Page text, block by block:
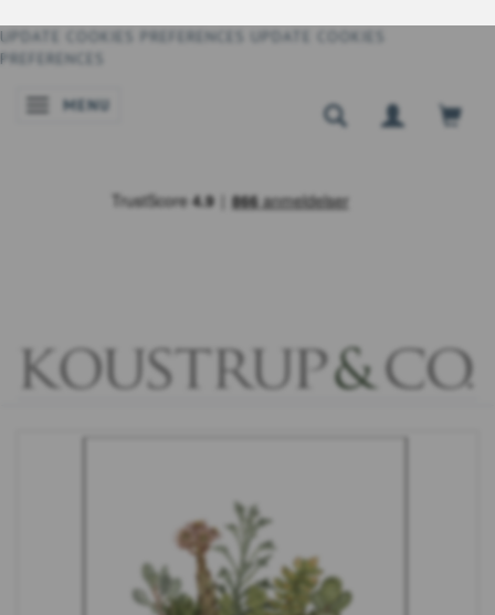
UPDATE COOKIES PREFERENCES
UPDATE COOKIES
PREFERENCES
NAVIGATIE IN-/UITSCHAKELEN
MENU